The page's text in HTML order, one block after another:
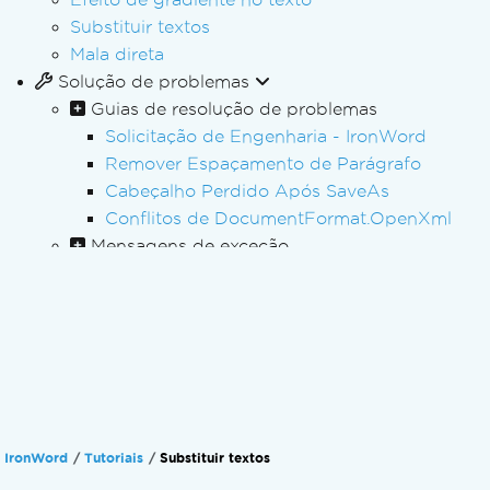
Substituir textos
Mala direta
Solução de problemas
Guias de resolução de problemas
Solicitação de Engenharia - IronWord
Remover Espaçamento de Parágrafo
Cabeçalho Perdido Após SaveAs
Conflitos de DocumentFormat.OpenXml
Mensagens de exceção
IronWord Tutoriais Substituir textos